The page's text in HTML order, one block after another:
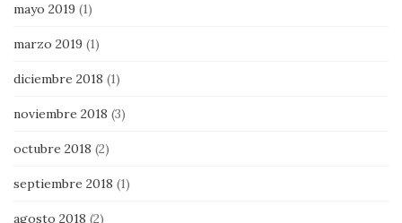
mayo 2019 (1)
marzo 2019 (1)
diciembre 2018 (1)
noviembre 2018 (3)
octubre 2018 (2)
septiembre 2018 (1)
agosto 2018 (2)